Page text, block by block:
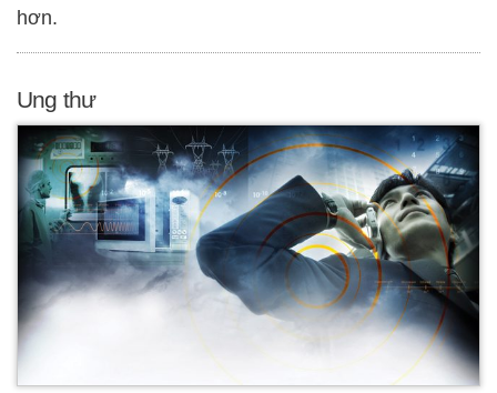
hơn.
Ung thư